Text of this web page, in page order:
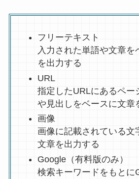
フリーテキスト
入力された単語や文章を
を出力する
URL
指定したURLにあるペー
や見出しをベースに文章
画像
画像に記載されている文
文章を出力する
Google（有料版のみ）
検索キーワードをもとに